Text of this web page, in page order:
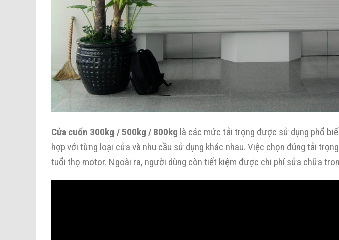
Cửa cuốn 300kg / 500kg / 800kg là các mức tải trọng được sử dụng phổ
hợp với từng loại cửa và nhu cầu sử dụng khác nhau. Việc chọn đúng tải
tuổi thọ motor. Ngoài ra, người dùng còn tiết kiệm được chi phí sửa chữa